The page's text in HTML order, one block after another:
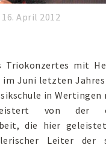
16. April 2012
Triokonzertes mit
im Juni letzten
in Wertingen
von der
die hier
Leiter der